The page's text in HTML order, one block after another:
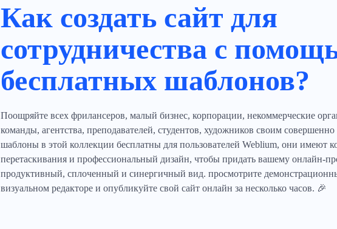
Онлайн Оборудование Пространство Стрельба
Коммерческий Редактировать Свободное падение Унижение
Одежда Индивидуальный пошив
Гуру стиля Фото Минимализм Улучшение
Как создать сайт для
сотрудничества с
бесплатных шаблонов?
Поощряйте всех фрилансеров, малый бизнес, корпорации, некоммерческие
команды, агентства, преподавателей, студентов, художников своим
шаблоны в этой коллекции бесплатны для пользователей Weblium, они имеют
перетаскивания и профессиональный дизайн, чтобы придать вашему онлайн-
продуктивный, сплоченный и синергичный вид. просмотрите
визуальном редакторе и опубликуйте свой сайт онлайн за несколько часов. 🎉